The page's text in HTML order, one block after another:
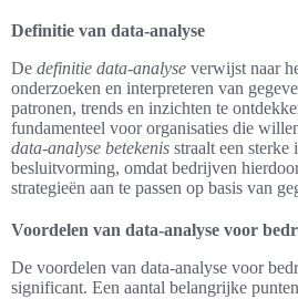
Definitie van data-analyse
De definitie data-analyse verwijst naar
onderzoeken en interpreteren van
patronen, trends en inzichten te
fundamenteel voor organisaties die
data-analyse betekenis straalt een sterke
besluitvorming, omdat bedrijven
strategieën aan te passen op basis van
Voordelen van data-analyse voor
De voordelen van data-analyse voor
significant. Een aantal belangrijke